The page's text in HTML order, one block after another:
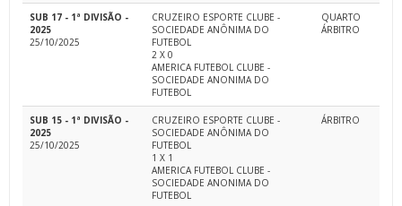
SUB 17 - 1ª DIVISÃO -
2025
25/10/2025
CRUZEIRO ESPORTE CLUBE -
SOCIEDADE ANÔNIMA DO
FUTEBOL
2 X 0
AMERICA FUTEBOL CLUBE -
SOCIEDADE ANONIMA DO
FUTEBOL
QUARTO
ÁRBITRO
SUB 15 - 1ª DIVISÃO -
2025
25/10/2025
CRUZEIRO ESPORTE CLUBE -
SOCIEDADE ANÔNIMA DO
FUTEBOL
1 X 1
AMERICA FUTEBOL CLUBE -
SOCIEDADE ANONIMA DO
FUTEBOL
ÁRBITRO